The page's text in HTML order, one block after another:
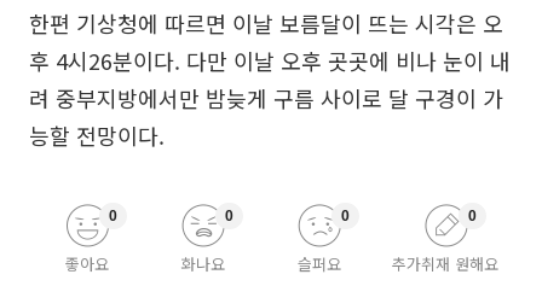
한편 기상청에 따르면 이날 보름달이 뜨는 시각은 오
후 4시26분이다. 다만 이날 오후 곳곳에 비나 눈이 내
려 중부지방에서만 밤늦게 구름 사이로 달 구경이 가
능할 전망이다.
좋아요
0
화나요
0
슬퍼요
0
추가취재 원해요
0